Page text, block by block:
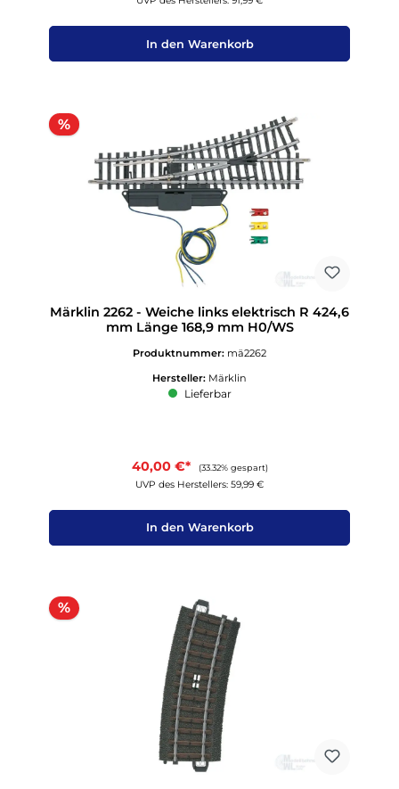
In den Warenkorb
%Rabatt
Märklin 2262 - Weiche links elektrisch R 424,6
mm Länge 168,9 mm H0/WS
Produktnummer: mä2262
Hersteller: Märklin
Lieferbar
40,00 €* (33.32% gespart)
UVP des Herstellers: 59,99 €
In den Warenkorb
%Rabatt